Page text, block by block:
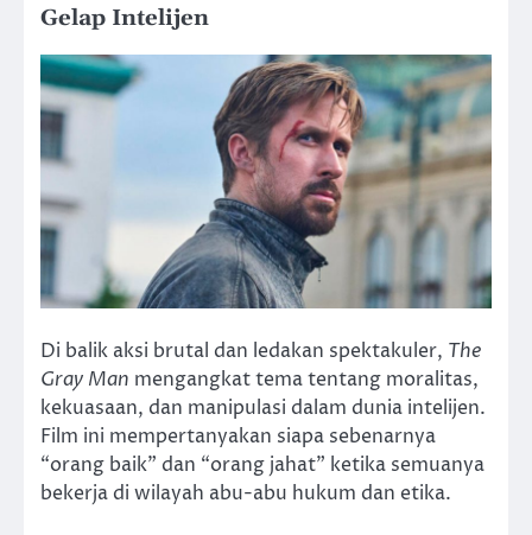
Gelap Intelijen
Di balik aksi brutal dan ledakan spektakuler, The
Gray Man mengangkat tema tentang moralitas,
kekuasaan, dan manipulasi dalam dunia intelijen.
Film ini mempertanyakan siapa sebenarnya
“orang baik” dan “orang jahat” ketika semuanya
bekerja di wilayah abu-abu hukum dan etika.